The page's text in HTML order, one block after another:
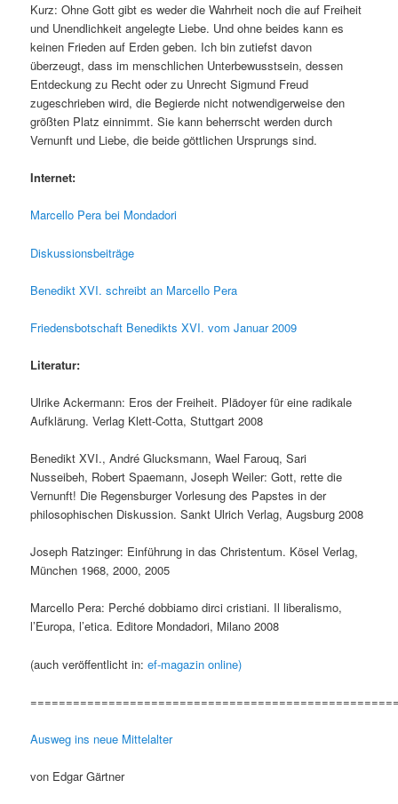
Kurz: Ohne Gott gibt es weder die Wahrheit noch die auf Freiheit
und Unendlichkeit angelegte Liebe. Und ohne beides kann es
keinen Frieden auf Erden geben. Ich bin zutiefst davon
überzeugt, dass im menschlichen Unterbewusstsein, dessen
Entdeckung zu Recht oder zu Unrecht Sigmund Freud
zugeschrieben wird, die Begierde nicht notwendigerweise den
größten Platz einnimmt. Sie kann beherrscht werden durch
Vernunft und Liebe, die beide göttlichen Ursprungs sind.
Internet:
Marcello Pera bei Mondadori
Diskussionsbeiträge
Benedikt XVI. schreibt an Marcello Pera
Friedensbotschaft Benedikts XVI. vom Januar 2009
Literatur:
Ulrike Ackermann: Eros der Freiheit. Plädoyer für eine radikale
Aufklärung. Verlag Klett-Cotta, Stuttgart 2008
Benedikt XVI., André Glucksmann, Wael Farouq, Sari
Nusseibeh, Robert Spaemann, Joseph Weiler: Gott, rette die
Vernunft! Die Regensburger Vorlesung des Papstes in der
philosophischen Diskussion. Sankt Ulrich Verlag, Augsburg 2008
Joseph Ratzinger: Einführung in das Christentum. Kösel Verlag,
München 1968, 2000, 2005
Marcello Pera: Perché dobbiamo dirci cristiani. Il liberalismo,
l’Europa, l’etica. Editore Mondadori, Milano 2008
(auch veröffentlicht in:ef-magazin online)
Ausweg ins neue Mittelalter
von Edgar Gärtner